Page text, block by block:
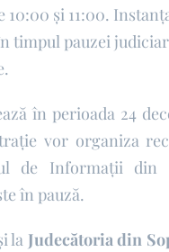
și 11:00.
pauzei
în perioada 24
vor organiza
de Informații din
în pauză.
la Judecătoria din